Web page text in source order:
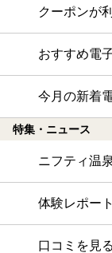
クーポンが
おすすめ電
今月の新着
特集・ニュース
ニフティ温
体験レポート
口コミを見る